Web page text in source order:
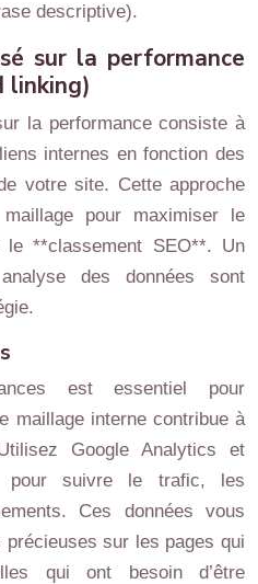
descriptive).
sur la performance
linking)
la performance consiste à
internes en fonction des
votre site. Cette approche
pour maximiser le
**classement SEO**. Un
des données sont
est essentiel pour
maillage interne contribue à
Google Analytics et
pour suivre le trafic, les
Ces données vous
sur les pages qui
qui ont besoin d’être